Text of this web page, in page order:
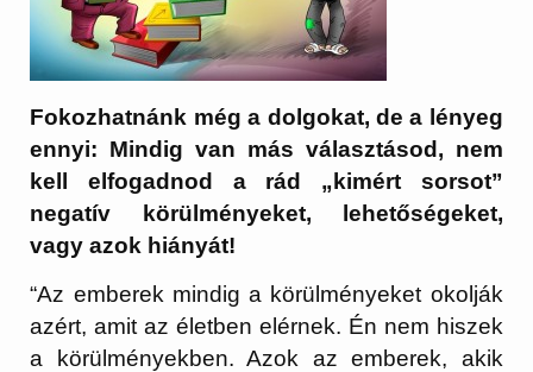
Fokozhatnánk még a dolgokat, de a lényeg
ennyi: Mindig van más választásod, nem
kell elfogadnod a rád „kimért sorsot”
negatív körülményeket, lehetőségeket,
vagy azok hiányát!
“Az emberek mindig a körülményeket okolják
azért, amit az életben elérnek. Én nem hiszek
a körülményekben. Azok az emberek, akik